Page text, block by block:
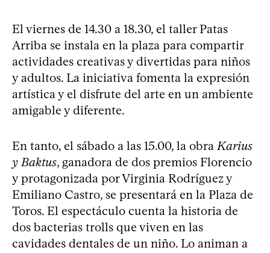
El viernes de 14.30 a 18.30, el taller Patas
Arriba se instala en la plaza para compartir
actividades creativas y divertidas para niños
y adultos. La iniciativa fomenta la expresión
artística y el disfrute del arte en un ambiente
amigable y diferente.
En tanto, el sábado a las 15.00, la obra Karius
y Baktus, ganadora de dos premios Florencio
y protagonizada por Virginia Rodríguez y
Emiliano Castro, se presentará en la Plaza de
Toros. El espectáculo cuenta la historia de
dos bacterias trolls que viven en las
cavidades dentales de un niño. Lo animan a